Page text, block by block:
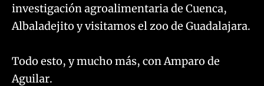
investigación agroalimentaria de Cuenca,
Albaladejito y visitamos el zoo de Guadalajara.
Todo esto, y mucho más, con Amparo de
Aguilar.​